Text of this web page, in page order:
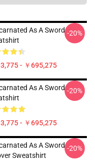
As A Sword
- ￥695,275
-20%
As A Sword
- ￥695,275
-20%
As A Sword
Sweatshirt
-20%